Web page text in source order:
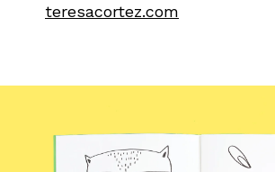
teresacortez.com